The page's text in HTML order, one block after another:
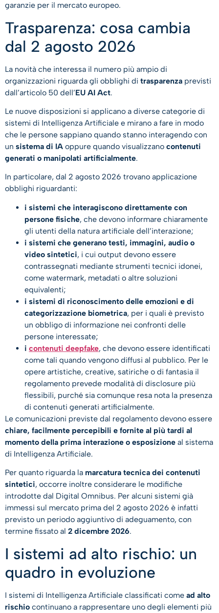
garanzie per il mercato europeo.
Trasparenza: cosa cambia
dal 2 agosto 2026
La novità che interessa il numero più ampio di
organizzazioni riguarda gli obblighi di trasparenza previsti
dall’articolo 50 dell’EU AI Act.
Le nuove disposizioni si applicano a diverse categorie di
sistemi di Intelligenza Artificiale e mirano a fare in modo
che le persone sappiano quando stanno interagendo con
un sistema di IA oppure quando visualizzano contenuti
generati o manipolati artificialmente.
In particolare, dal 2 agosto 2026 trovano applicazione
obblighi riguardanti:
i sistemi che interagiscono direttamente con
persone fisiche, che devono informare chiaramente
gli utenti della natura artificiale dell’interazione;
i sistemi che generano testi, immagini, audio o
video sintetici, i cui output devono essere
contrassegnati mediante strumenti tecnici idonei,
come watermark, metadati o altre soluzioni
equivalenti;
i sistemi di riconoscimento delle emozioni e di
categorizzazione biometrica, per i quali è previsto
un obbligo di informazione nei confronti delle
persone interessate;
i contenuti deepfake, che devono essere identificati
come tali quando vengono diffusi al pubblico. Per le
opere artistiche, creative, satiriche o di fantasia il
regolamento prevede modalità di disclosure più
flessibili, purché sia comunque resa nota la presenza
di contenuti generati artificialmente.
Le comunicazioni previste dal regolamento devono essere
chiare, facilmente percepibili e fornite al più tardi al
momento della prima interazione o esposizione al sistema
di Intelligenza Artificiale.
Per quanto riguarda la marcatura tecnica dei contenuti
sintetici, occorre inoltre considerare le modifiche
introdotte dal Digital Omnibus. Per alcuni sistemi già
immessi sul mercato prima del 2 agosto 2026 è infatti
previsto un periodo aggiuntivo di adeguamento, con
termine fissato al 2 dicembre 2026.
I sistemi ad alto rischio: un
quadro in evoluzione
I sistemi di Intelligenza Artificiale classificati come ad alto
rischio continuano a rappresentare uno degli elementi più